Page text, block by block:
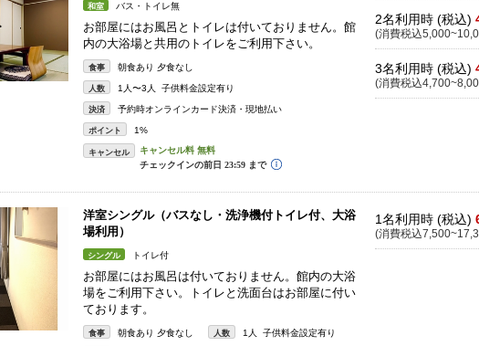
和室 バス・トイレ無
お部屋にはお風呂とトイレは付いておりません。館
内の大浴場と共用のトイレをご利用下さい。
食事 朝食あり 夕食なし
人数 1人〜3人 子供料金設定有り
決済 予約時オンラインカード決済・現地払い
ポイント 1%
キャンセル
2名利用時 (税込)
(消費税込
3名利用時 (税込)
(消費税込
洋室シングル（バスなし・洗浄機付トイレ付、大浴
場利用）
シングル トイレ付
お部屋にはお風呂は付いておりません。館内の大浴
場をご利用下さい。トイレと洗面台はお部屋に付い
ております。
食事 朝食あり 夕食なし 人数 1人 子供料金設定有り
1名利用時 (税込)
(消費税込